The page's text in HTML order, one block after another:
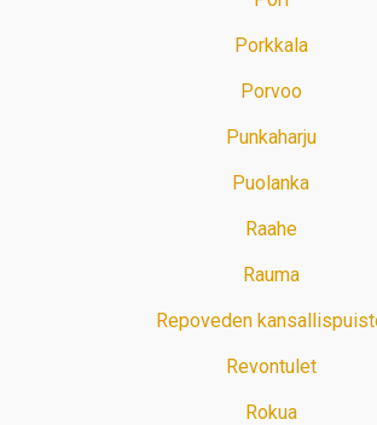
Porkkala
Porvoo
Punkaharju
Puolanka
Raahe
Rauma
Repoveden
Revontulet
Rokua